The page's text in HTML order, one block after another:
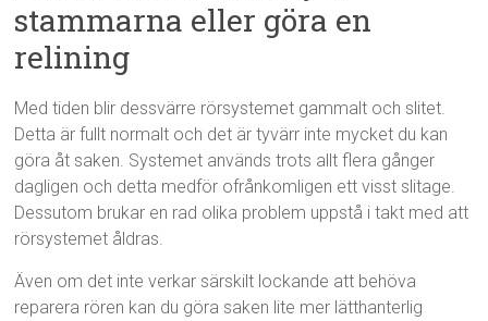
stammarna eller göra en
relining
Med tiden blir dessvärre rörsystemet gammalt och slitet.
Detta är fullt normalt och det är tyvärr inte mycket du kan
göra åt saken. Systemet används trots allt flera gånger
dagligen och detta medför ofrånkomligen ett visst slitage.
Dessutom brukar en rad olika problem uppstå i takt med att
rörsystemet åldras.
Även om det inte verkar särskilt lockande att behöva
reparera rören kan du göra saken lite mer lätthanterlig